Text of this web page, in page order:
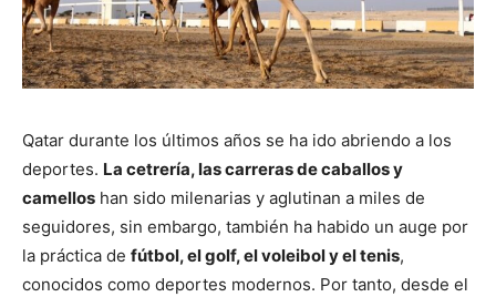
Qatar durante los últimos años se ha ido abriendo a los
deportes. La cetrería, las carreras de caballos y
camellos han sido milenarias y aglutinan a miles de
seguidores, sin embargo, también ha habido un auge por
la práctica de fútbol, el golf, el voleibol y el tenis,
conocidos como deportes modernos. Por tanto, desde el